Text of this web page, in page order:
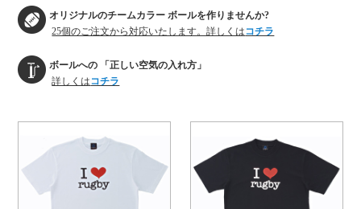
オリジナルのチームカラー ボールを作りませんか?
25個のご注文から対応いたします。詳しくはコチラ
ボールへの 「正しい空気の入れ方」
詳しくはコチラ